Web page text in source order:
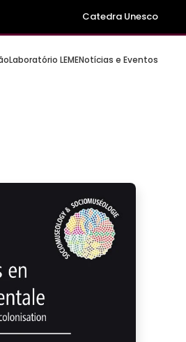
Catedra Unesco
Laboratório LEMENotícias e Eventos